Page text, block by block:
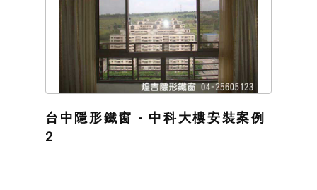
台中隱形鐵窗 - 中科大樓安裝案例
2